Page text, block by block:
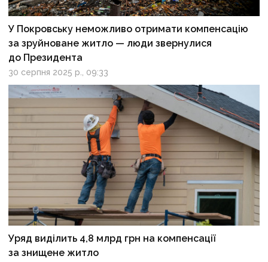
У Покровську неможливо отримати компенсацію
за зруйноване житло — люди звернулися
до Президента
30 серпня 2025 р., 09:33
Уряд виділить 4,8 млрд грн на компенсації
за знищене житло